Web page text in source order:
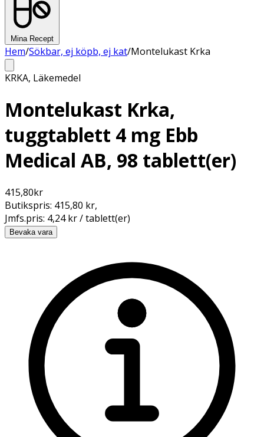
Mina Recept
Hem/Sökbar, ej köpb, ej kat/Montelukast Krka
KRKA, Läkemedel
Montelukast Krka,
tuggtablett 4 mg Ebb
Medical AB, 98 tablett(er)
415,80kr
Butikspris: 415,80 kr,
Jmfs.pris: 4,24 kr / tablett(er)
Bevaka vara